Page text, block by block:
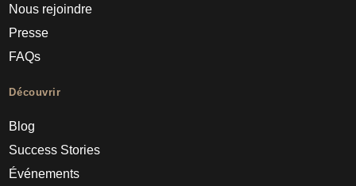
Nous rejoindre
Presse
FAQs
Découvrir
Blog
Success Stories
Événements